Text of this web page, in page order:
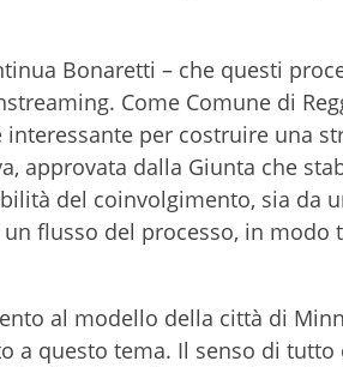
Bonaretti – che questi
Come Comune di
interessante per costruire una
approvata dalla Giunta che
del coinvolgimento, sia da
flusso del processo, in modo
al modello della città di
a questo tema. Il senso di